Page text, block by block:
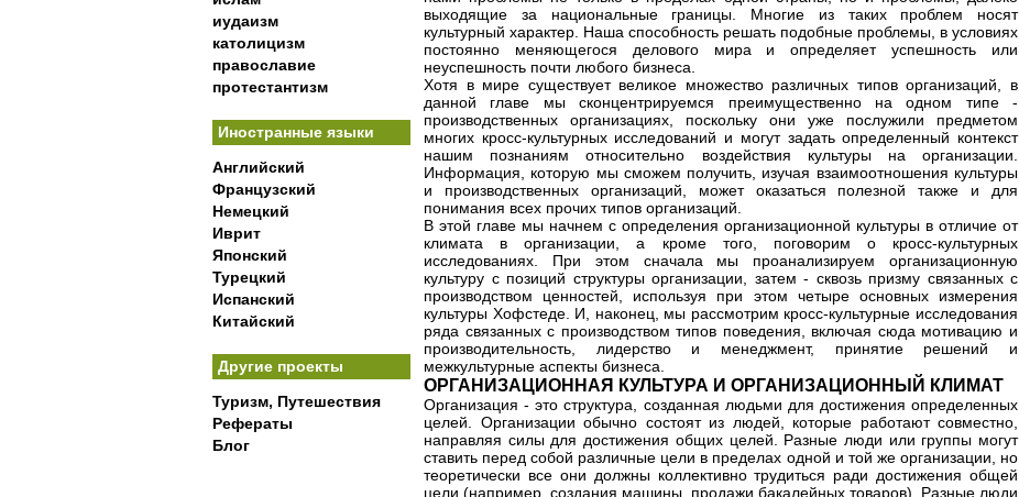
иудаизм
католицизм
православие
протестантизм
Иностранные языки
Английский
Французский
Немецкий
Иврит
Японский
Турецкий
Испанский
Китайский
Другие проекты
Туризм, Путешествия
Рефераты
Блог
выходящие за национальные границы. Многие из таких проблем носят
культурный характер. Наша способность решать подобные проблемы, в условиях
постоянно меняющегося делового мира и определяет успешность или
неуспешность почти любого бизнеса.
Хотя в мире существует великое множество различных типов организаций, в
данной главе мы сконцентрируемся преимущественно на одном типе -
производственных организациях, поскольку они уже послужили предметом
многих кросс-культурных исследований и могут задать определенный контекст
нашим познаниям относительно воздействия культуры на организации.
Информация, которую мы сможем получить, изучая взаимоотношения культуры
и производственных организаций, может оказаться полезной также и для
понимания всех прочих типов организаций.
В этой главе мы начнем с определения организационной культуры в отличие от
климата в организации, а кроме того, поговорим о кросс-культурных
исследованиях. При этом сначала мы проанализируем организационную
культуру с позиций структуры организации, затем - сквозь призму связанных с
производством ценностей, используя при этом четыре основных измерения
культуры Хофстеде. И, наконец, мы рассмотрим кросс-культурные исследования
ряда связанных с производством типов поведения, включая сюда мотивацию и
производительность, лидерство и менеджмент, принятие решений и
межкультурные аспекты бизнеса.
ОРГАНИЗАЦИОННАЯ КУЛЬТУРА И ОРГАНИЗАЦИОННЫЙ КЛИМАТ
Организация - это структура, созданная людьми для достижения определенных
целей. Организации обычно состоят из людей, которые работают совместно,
направляя силы для достижения общих целей. Разные люди или группы могут
ставить перед собой различные цели в пределах одной и той же организации, но
теоретически все они должны коллективно трудиться ради достижения общей
цели (например, создания машины, продажи бакалейных товаров). Разные люди